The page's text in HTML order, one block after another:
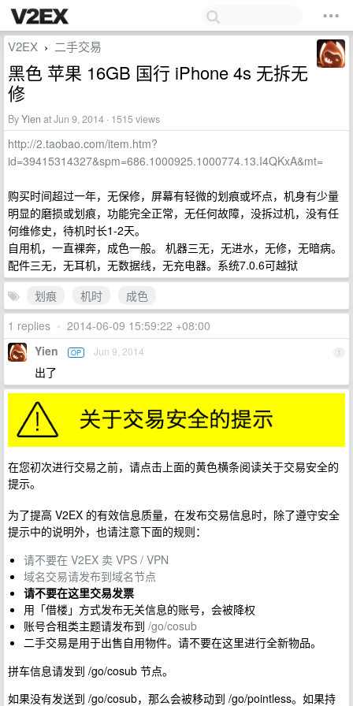
V2EX › 二手交易
黑色 苹果 16GB 国行 iPhone 4s 无拆无
修
ByYien at Jun 9, 2014 · 1515 views
http://2.taobao.com/item.htm?
id=39415314327&spm=686.1000925.1000774.13.I4QKxA&mt=
购买时间超过一年，无保修，屏幕有轻微的划痕或坏点，机身有少量
明显的磨损或划痕，功能完全正常，无任何故障，没拆过机，没有任
何维修史，待机时长1-2天。
自用机，一直裸奔，成色一般。 机器三无，无进水，无修，无暗病。
配件三无，无耳机，无数据线，无充电器。系统7.0.6可越狱
划痕
机时
成色
1 replies • 2014-06-09 15:59:22 +08:00
1
Yien OP Jun 9, 2014
出了
在您初次进行交易之前，请点击上面的黄色横条阅读关于交易安全的
提示。
为了提高 V2EX 的有效信息质量，在发布交易信息时，除了遵守安全
提示中的说明外，也请注意下面的规则：
请不要在 V2EX 卖 VPS / VPN
域名交易请发布到域名节点
请不要在这里交易发票
用「借楼」方式发布无关信息的账号，会被降权
账号合租类主题请发布到 /go/cosub
二手交易是用于出售自用物件。请不要在这里进行全新物品。
拼车信息请发到 /go/cosub 节点。
如果没有发送到 /go/cosub，那么会被移动到 /go/pointless。如果持